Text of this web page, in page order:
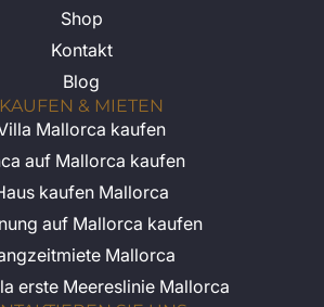
Shop
Kontakt
Blog
KAUFEN & MIETEN
Mallorca kaufen
auf Mallorca kaufen
kaufen Mallorca
auf Mallorca kaufen
Mallorca
erste Meereslinie Mallorca